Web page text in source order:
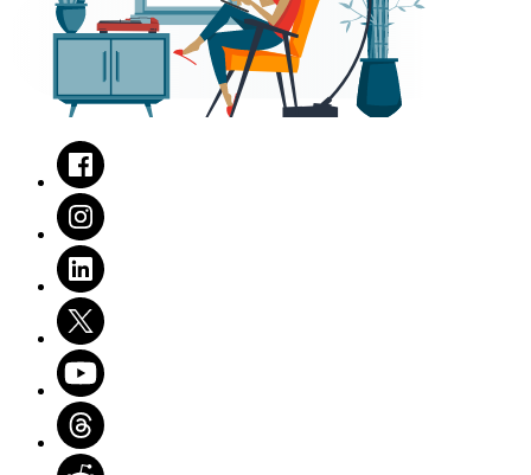
Facebook
Instagram
LinkedIn
Twitter
Youtube
Threads
Reddit